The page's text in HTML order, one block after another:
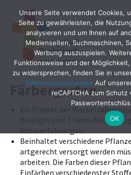
Färbergarten
ein Projekt der
Biologin zum Thema
Beinhaltet verschiedene
artgerecht versorgt werden
arbeiten. Die Farben dieser
Einfärben verschiedenster
Unsere Seite verwendet Cookies,
Seite zu gewährleisten, die
analysieren und um Ihnen auf
Medienseiten, Suchmaschinen,
Werbung auszuspielen.
Funktionsweise und der
zu widersprechen, finden Sie in
Datenschutzhinweise Auf
reCAPTCHA zum Schutz
OK